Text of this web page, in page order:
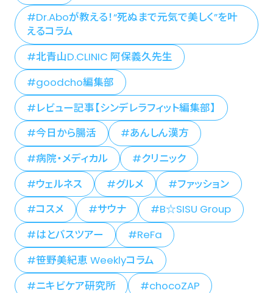
Dr.Aboが教える！“死ぬまで元気で美しく”を叶
えるコラム
北青山D.CLINIC 阿保義久先生
goodcho編集部
レビュー記事【シンデレラフィット編集部】
今日から腸活
あんしん漢方
病院・メディカル
クリニック
ウェルネス
グルメ
ファッション
コスメ
サウナ
B☆SISU Group
はとバスツアー
ReFa
笹野美紀恵 Weeklyコラム
ニキビケア研究所
chocoZAP